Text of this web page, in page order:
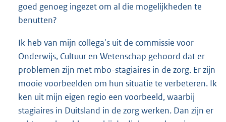
goed genoeg ingezet om al die mogelijkheden te
benutten?
Ik heb van mijn collega's uit de commissie voor
Onderwijs, Cultuur en Wetenschap gehoord dat er
problemen zijn met mbo-stagiaires in de zorg. Er zijn
mooie voorbeelden om hun situatie te verbeteren. Ik
ken uit mijn eigen regio een voorbeeld, waarbij
stagiaires in Duitsland in de zorg werken. Dan zijn er